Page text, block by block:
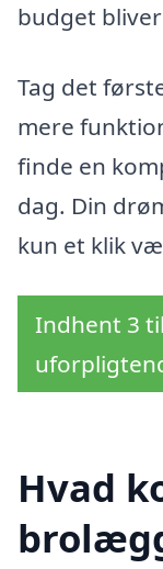
budget
Tag det
mere
finde en
dag. Din
kun et klik
Indhent 3
Hvad